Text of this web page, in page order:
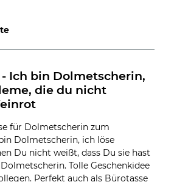
- Ich bin Dolmetscherin,
die du nicht
für Dolmetscherin zum
Dolmetscherin, ich löse
Du nicht weißt, dass Du sie hast
Tolle Geschenkidee
Perfekt auch als Bürotasse